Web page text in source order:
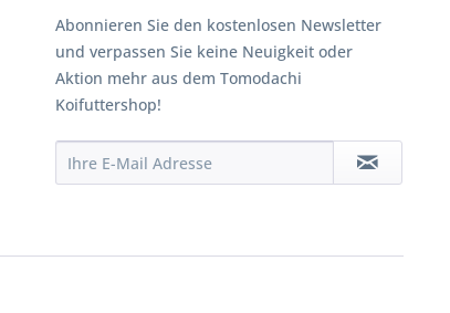
Abonnieren Sie den kostenlosen Newsletter
und verpassen Sie keine Neuigkeit oder
Aktion mehr aus dem Tomodachi
Koifuttershop!